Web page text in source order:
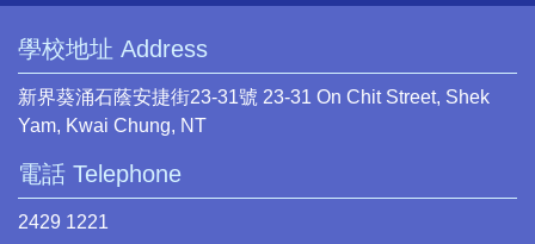
學校地址 Address
新界葵涌石蔭安捷街23-31號 23-31 On Chit Street, Shek
Yam, Kwai Chung, NT
電話 Telephone
2429 1221